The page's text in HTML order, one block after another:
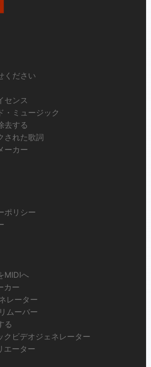
ください
センス
・ミュージック
去する
された歌詞
ーカー
ポリシー
MIDIへ
カー
レーター
ムーバー
る
クビデオジェネレーター
エーター